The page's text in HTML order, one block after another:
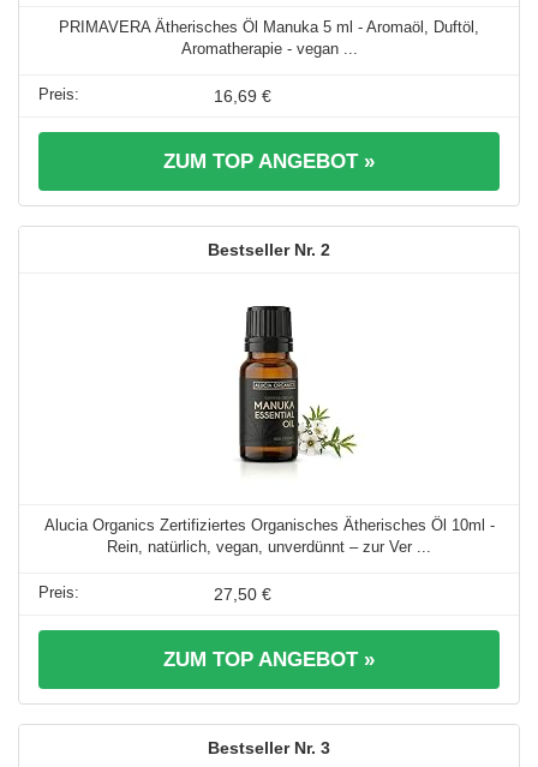
PRIMAVERA Ätherisches Öl Manuka 5 ml - Aromaöl, Duftöl,
Aromatherapie - vegan ...
16,69 €
ZUM TOP ANGEBOT »
2
Alucia Organics Zertifiziertes Organisches Ätherisches Öl 10ml -
Rein, natürlich, vegan, unverdünnt – zur Ver ...
27,50 €
ZUM TOP ANGEBOT »
3